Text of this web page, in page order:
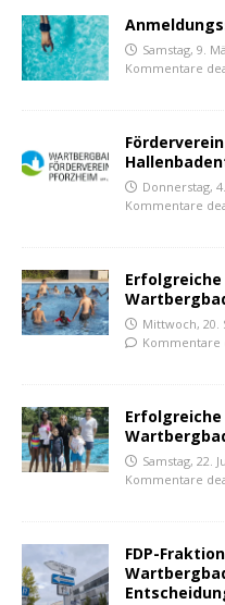
Samstag, 9.
Kommentare
Donnerstag,
Kommentare
Mittwoch, 20.
Samstag, 22.
Kommentare
FDP-